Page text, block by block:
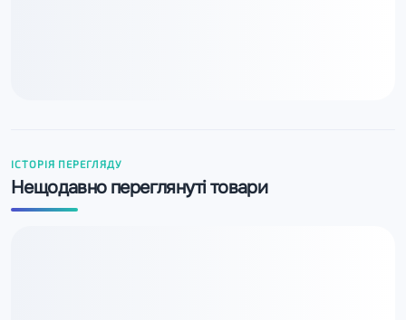
ІСТОРІЯ ПЕРЕГЛЯДУ
Нещодавно переглянуті товари